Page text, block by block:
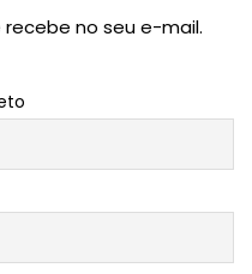
no seu e-mail.